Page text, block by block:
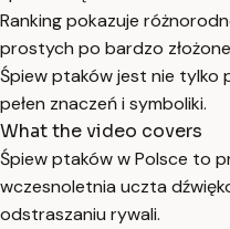
Ranking pokazuje
prostych po bardzo
Śpiew ptaków jest nie tylko
pełen znaczeń i symboliki.
What the video covers
Śpiew ptaków w Polsce to
wczesnoletnia uczta
odstraszaniu rywali.